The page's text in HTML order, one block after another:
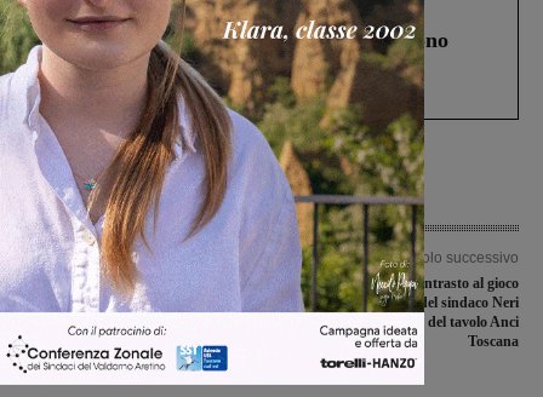
Cronaca 4 Agosto 2026
Un anno fa la strage in A1 in cui morirono
Gianni, Giulia e Franco. Lo schianto, il
processo, lo stop ai sorpassi fra tir....
Articolo precedente
Direttiva Bolkestein: gli ambulanti di
Assidea incontrano Matteo Renzi
Articolo successivo
Prevenzione e contrasto al gioco
d’azzardo: il punto del sindaco Neri
sul primo incontro del tavolo Anci
Toscana